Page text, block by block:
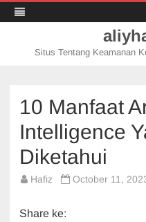
Situs Tentang Keamanan
10 Manfaat
Intelligence
Diketahui
Hafiz October 11,
Share ke: